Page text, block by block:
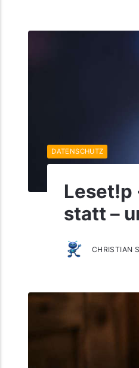
Leset!p
statt –
CHRISTIAN
DATENSCHUTZ